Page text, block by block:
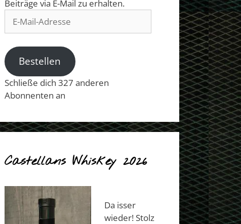
Beiträge via E-Mail zu erhalten.
Mail-
Bestellen
Schließe dich 327 anderen
Abonnenten an
Castellans Whiskey 2026
Da isser
wieder! Stolz